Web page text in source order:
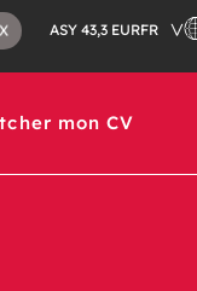
X ASY 43,3 EURFR
mon CV